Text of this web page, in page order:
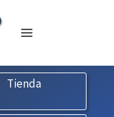
| Tlf.
Tienda